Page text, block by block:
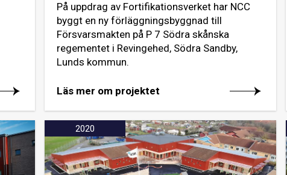
På uppdrag av Fortifikationsverket har NCC
byggt en ny förläggningsbyggnad till
Försvarsmakten på P 7 Södra skånska
regementet i Revingehed, Södra Sandby,
Lunds kommun.
Läs mer om projektet
2020